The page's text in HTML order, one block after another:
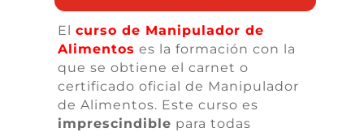
El curso de Manipulador de
Alimentos es la formación con la
que se obtiene el carnet o
certificado oficial de Manipulador
de Alimentos. Este curso es
imprescindible para todas